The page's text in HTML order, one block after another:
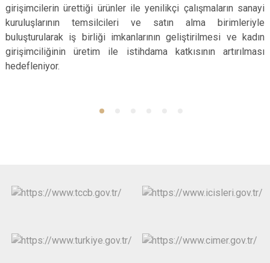
girişimcilerin ürettiği ürünler ile yenilikçi çalışmaların sanayi
kuruluşlarının temsilcileri ve satın alma birimleriyle
buluşturularak iş birliği imkanlarının geliştirilmesi ve kadın
girişimciliğinin üretim ile istihdama katkısının artırılması
hedefleniyor.